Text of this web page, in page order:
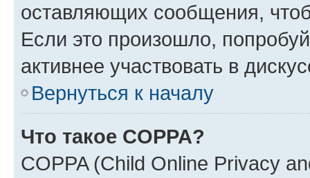
оставляющих сообщения,
Если это произошло,
активнее участвовать в
Вернуться к началу
Что такое COPPA?
COPPA (Child Online Privacy